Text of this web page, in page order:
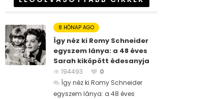
8 HÓNAP AGO
Így néz ki Romy Schneider
egyszem lánya: a 48 éves
Sarah kiköpött édesanyja
194493
0
Így néz ki Romy Schneider
egyszem lánya: a 48 éves